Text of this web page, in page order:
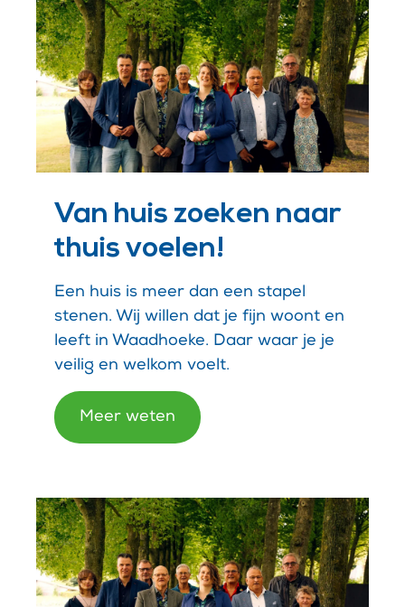
Van huis zoeken naar
thuis voelen!
Een huis is meer dan een stapel
stenen. Wij willen dat je fijn woont en
leeft in Waadhoeke. Daar waar je je
veilig en welkom voelt.
Meer weten